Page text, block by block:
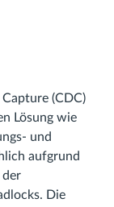
(CDC)
Lösung wie
und
aufgrund
der
Die